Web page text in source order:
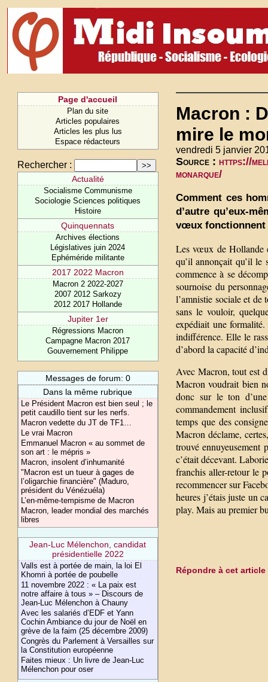
Page d'accueil
Plan du site
Articles populaires
Articles les plus lus
Espace rédacteurs
Rechercher :
Actualité
Socialisme Communisme
Sociologie Sciences politiques
Histoire
Quinquennats
Archives élections
Législatives juin 2024
Ephéméride militante
2017 2022 Macron
Macron 2 2022-2027
2007 2012 Sarkozy
2012 2017 Hollande
Jupiter 1er
Régressions Macron
Campagne Macron 2017
Gouvernement Philippe
Messages de forum: 0
Dans la même rubrique
Le Président Macron est bien seul ; le
petit caudillo tient sur les nerfs.
Macron vedette du JT de TF1…
Le vrai Macron
Emmanuel Macron « au sommet de
son art : le mépris »
Macron, insolent d’inhumanité
"Macron est un tueur à gages de
l’oligarchie financière" (Maduro,
président du Vénézuéla)
L’en-même-tempisme de Macron
Macron, leader mondial des marchés
libres
Jean-Luc Mélenchon, candidat
présidentielle 2022
Valls est à portée de main, la loi El
Khomri à portée de poubelle
11 novembre 2022 : « La paix est
notre affaire à tous » – Discours de
Jean-Luc Mélenchon à Chauny
Avec les salariés d’EDF et Yann
Cochin Ambiance du jour de Noël en
grève de la faim (25 décembre 2009)
Congrès du Parlement à Versailles sur
la Constitution européenne
Faites mieux : Un livre de Jean-Luc
Mélenchon pour oser
Macron :
mire le
vendredi 5 janvier
Source : https://
monarque/
Comment ces
d’autre qu’eux-
vœux fonctionnent
Les vœux de Hollande
qu’il annonçait qu’il le
commence à se
sournoise du
l’amnistie sociale et de
sans le vouloir,
expédiait une
indifférence. Elle le
d’abord la capacité
Avec Macron, tout est
Macron voudrait bien
donc sur le ton
commandement
temps que des
Macron déclame,
trouvé
c’était décevant.
franchis aller-retour le
recommencer sur
heures j’étais juste un
play. Mais au premier
Répondre à cet article